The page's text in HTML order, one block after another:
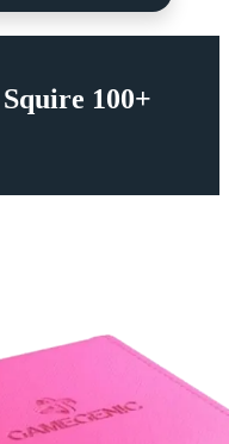
100+